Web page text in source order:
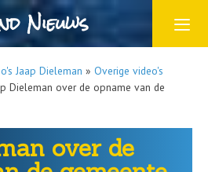
Nieuws
Jaap Dieleman » Overige video's
Dieleman over de opname van de
over de